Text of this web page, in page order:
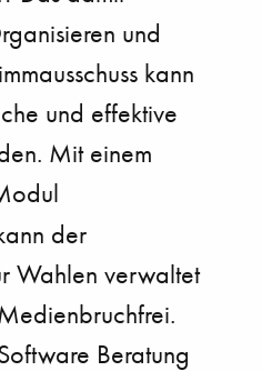
und
kann
und effektive
Mit einem
der
Wahlen verwaltet
Beratung